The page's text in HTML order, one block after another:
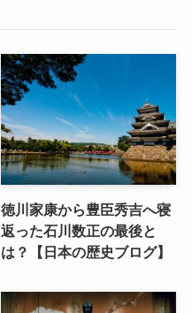
徳川家康から豊臣秀吉へ寝
返った石川数正の最後と
は？【日本の歴史ブログ】